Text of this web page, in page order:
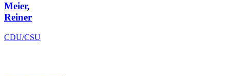
Meier,
Reiner
CDU/CSU